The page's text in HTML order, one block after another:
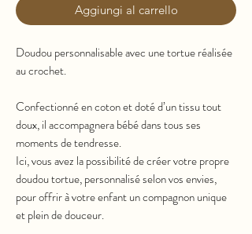
Aggiungi al carrello
Doudou personnalisable avec une tortue réalisée
au crochet.
Confectionné en coton et doté d’un tissu tout
doux, il accompagnera bébé dans tous ses
moments de tendresse.
Ici, vous avez la possibilité de créer votre propre
doudou tortue, personnalisé selon vos envies,
pour offrir à votre enfant un compagnon unique
et plein de douceur.